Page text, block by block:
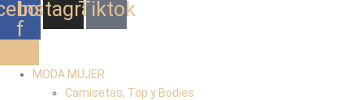
f
Instagram
Tiktok
MODA MUJER
Camisetas, Top y Bodies